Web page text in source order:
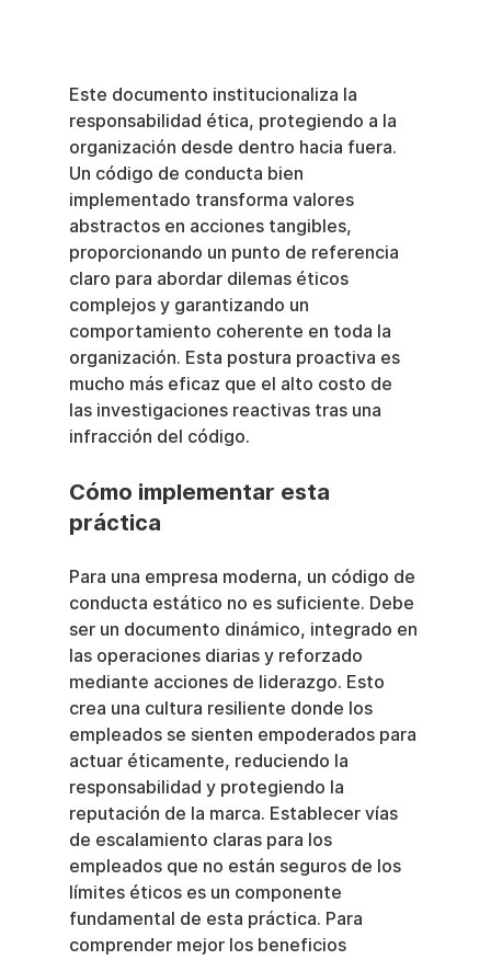
Este documento institucionaliza la
responsabilidad ética, protegiendo a la
organización desde dentro hacia fuera.
Un código de conducta bien
implementado transforma valores
abstractos en acciones tangibles,
proporcionando un punto de referencia
claro para abordar dilemas éticos
complejos y garantizando un
comportamiento coherente en toda la
organización. Esta postura proactiva es
mucho más eficaz que el alto costo de
las investigaciones reactivas tras una
infracción del código.
Cómo implementar esta
práctica
Para una empresa moderna, un código de
conducta estático no es suficiente. Debe
ser un documento dinámico, integrado en
las operaciones diarias y reforzado
mediante acciones de liderazgo. Esto
crea una cultura resiliente donde los
empleados se sienten empoderados para
actuar éticamente, reduciendo la
responsabilidad y protegiendo la
reputación de la marca. Establecer vías
de escalamiento claras para los
empleados que no están seguros de los
límites éticos es un componente
fundamental de esta práctica. Para
comprender mejor los beneficios